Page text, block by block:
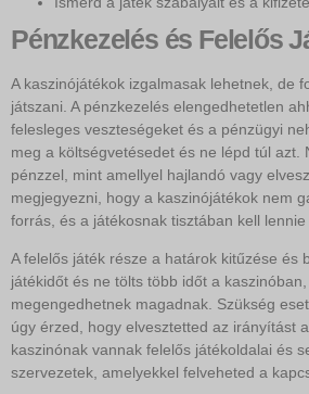
Pénzkezelés és Felelős
A kaszinójátékok izgalmasak lehetnek, de
játszani. A pénzkezelés elengedhetetlen
felesleges veszteségeket és a pénzügyi
meg a költségvetésedet és ne lépd túl azt.
pénzzel, mint amellyel hajlandó vagy
megjegyezni, hogy a kaszinójátékok nem
forrás, és a játékosnak tisztában kell lennie
A felelős játék része a határok kitűzése és
játékidőt és ne tölts több időt a
megengedhetnek magadnak. Szükség
úgy érzed, hogy elvesztetted az irányítást
kaszinónak vannak felelős játékoldalai és
szervezetek, amelyekkel felveheted a